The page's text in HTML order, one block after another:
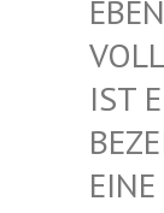
LLS,
NE
OMAIN